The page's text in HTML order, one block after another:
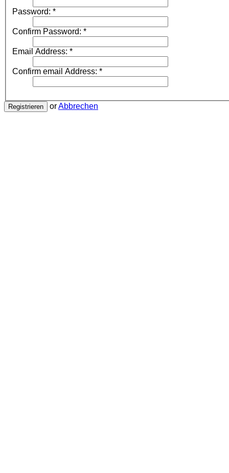
Password: *
Confirm Password: *
Email Address: *
Confirm email Address: *
Registrieren orAbbrechen